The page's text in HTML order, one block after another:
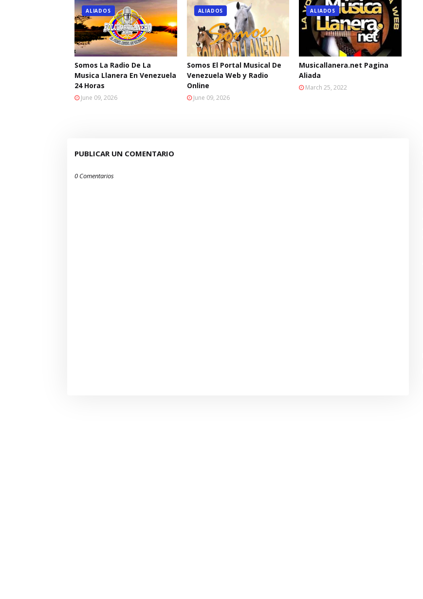
ALIADOS
Somos La Radio De La
Musica Llanera En Venezuela
24 Horas
June 09, 2026
ALIADOS
Somos El Portal Musical De
Venezuela Web y Radio
Online
June 09, 2026
ALIADOS
Musicallanera.net Pagina
Aliada
March 25, 2022
PUBLICAR UN COMENTARIO
0 Comentarios